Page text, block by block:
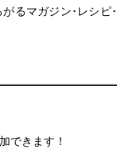
るマガジン･レシピ･
できます！